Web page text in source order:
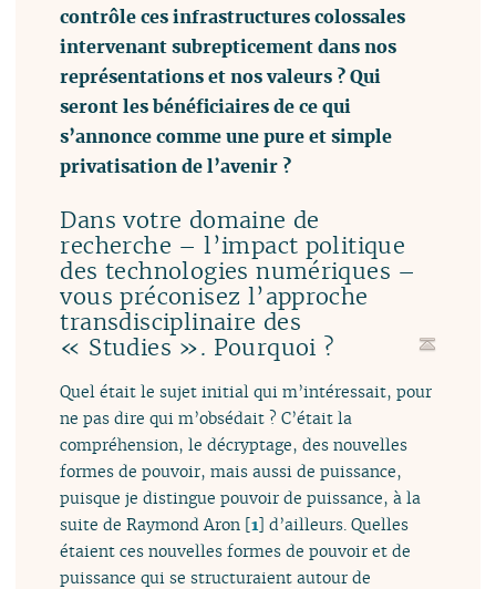
contrôle ces infrastructures colossales
intervenant subrepticement dans nos
représentations et nos valeurs ? Qui
seront les bénéficiaires de ce qui
s’annonce comme une pure et simple
privatisation de l’avenir ?
Dans votre domaine de
recherche – l’impact politique
des technologies numériques –
vous préconisez l’approche
transdisciplinaire des
« Studies ». Pourquoi ?
Quel était le sujet initial qui m’intéressait, pour
ne pas dire qui m’obsédait ? C’était la
compréhension, le décryptage, des nouvelles
formes de pouvoir, mais aussi de puissance,
puisque je distingue pouvoir de puissance, à la
suite de Raymond Aron [1] d’ailleurs. Quelles
étaient ces nouvelles formes de pouvoir et de
puissance qui se structuraient autour de